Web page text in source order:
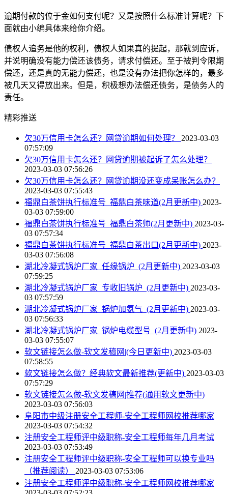
逾期付款的位于金如何支付呢？又是按照什么标准计算呢？下
面就由小编具体来给你介绍。
债权人追务是他的权利，债权人如果真的提起，那就到应诉，
并说明确没有能力偿还该债务，请求付偿还。至于被判令限期
偿还，还是真的无能力偿还，也是没有办法把你怎样的，最多
被几天又得放出来。但是，积极想办法偿还债务，是债务人的
责任。
精彩推送
欠30万信用卡怎么还？网贷逾期如何处理？ 2023-03-03
07:57:09
欠30万信用卡怎么还？网贷逾期被起诉了怎么处理？
2023-03-03 07:56:26
欠30万信用卡怎么还？网贷逾期没还变成呆账怎么办？
2023-03-03 07:55:43
福鼎白茶饼执行标准号_福鼎白茶味道(2月更新中) 2023-
03-03 07:59:00
福鼎白茶饼执行标准号_福鼎白茶师(2月更新中) 2023-03-
03 07:57:34
福鼎白茶饼执行标准号_福鼎白茶出口(2月更新中) 2023-
03-03 07:56:08
湖北冷凝式锅炉厂家_任缘锅炉_(2月更新中) 2023-03-03
07:59:25
湖北冷凝式锅炉厂家_专收旧锅炉_(2月更新中) 2023-03-
03 07:57:59
湖北冷凝式锅炉厂家_锅炉加氨气_(2月更新中) 2023-03-
03 07:56:33
湖北冷凝式锅炉厂家_锅炉电缆型号_(2月更新中) 2023-
03-03 07:55:07
软文链接怎么做-软文发稿网|(今日更新中) 2023-03-03
07:58:55
软文链接怎么做？经典软文最新推荐(更新中) 2023-03-03
07:57:29
软文链接怎么做-软文发稿网|推荐(通用软文更新中)
2023-03-03 07:56:03
阜阳市中级注册安全工程师-安全工程师网校推荐哪家
2023-03-03 07:54:32
注册安全工程师评中级职称-安全工程师每年几月考试
2023-03-03 07:53:49
注册安全工程师评中级职称-安全工程师可以换专业吗
（推荐阅读） 2023-03-03 07:53:06
注册安全工程师评中级职称-安全工程师网校推荐哪家